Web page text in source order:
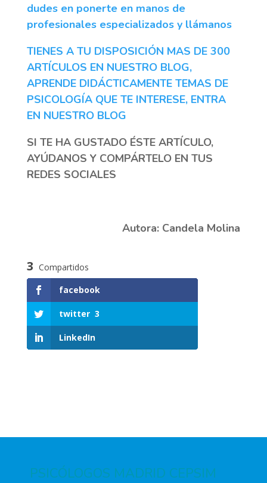
dudes en ponerte en manos de
profesionales especializados y llámanos
TIENES A TU DISPOSICIÓN MAS DE 300
ARTÍCULOS EN NUESTRO BLOG,
APRENDE DIDÁCTICAMENTE TEMAS DE
PSICOLOGÍA QUE TE INTERESE, ENTRA
EN NUESTRO BLOG
SI TE HA GUSTADO ÉSTE ARTÍCULO,
AYÚDANOS Y COMPÁRTELO EN TUS
REDES SOCIALES
Autora: Candela Molina
3 Compartidos
facebook
twitter 3
LinkedIn
PSICÓLOGOS MADRID CEPSIM